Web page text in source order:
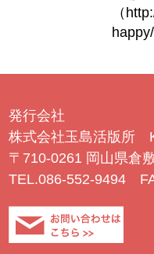
（
happy/
発行会社
株式会社玉島活版所
〒710-0261 岡山県倉
TEL.086-552-9494